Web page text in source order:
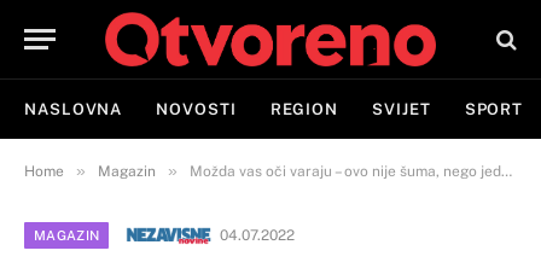
NASLOVNA NOVOSTI REGION SVIJET SPORT
Home » Magazin » Možda vas oči varaju – ovo nije šuma, nego jedno stablo
MAGAZIN 04.07.2022